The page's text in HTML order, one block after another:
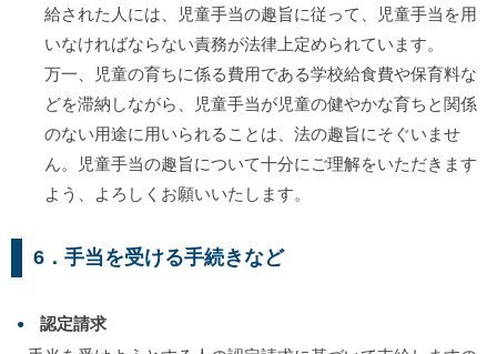
給された人には、児童手当の趣旨に従って、児童手当を用
いなければならない責務が法律上定められています。
万一、児童の育ちに係る費用である学校給食費や保育料な
どを滞納しながら、児童手当が児童の健やかな育ちと関係
のない用途に用いられることは、法の趣旨にそぐいませ
ん。児童手当の趣旨について十分にご理解をいただきます
よう、よろしくお願いいたします。
6．手当を受ける手続きなど
認定請求